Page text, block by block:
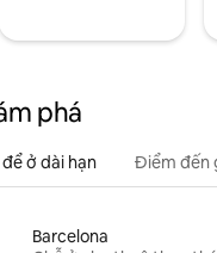
phá
ở dài hạn Điểm đến
Barcelona